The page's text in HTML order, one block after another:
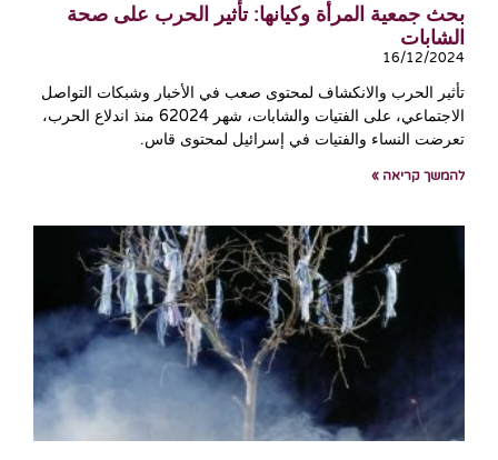
بحث جمعية المرأة وكيانها: تأثير الحرب على صحة
الشابات
16/12/2024
تأثير الحرب والانكشاف لمحتوى صعب في الأخبار وشبكات التواصل
الاجتماعي، على الفتيات والشابات، شهر 62024 منذ اندلاع الحرب،
تعرضت النساء والفتيات في إسرائيل لمحتوى قاس.
להמשך קריאה »